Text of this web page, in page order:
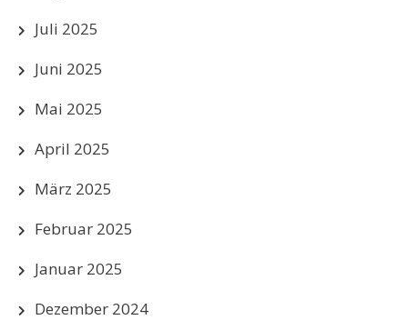
Juli 2025
Juni 2025
Mai 2025
April 2025
März 2025
Februar 2025
Januar 2025
Dezember 2024